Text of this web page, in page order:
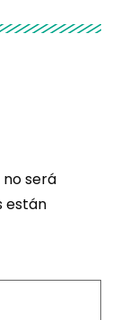
será
están